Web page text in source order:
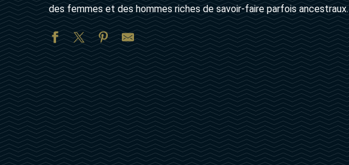
des femmes et des hommes riches de savoir-faire parfois ancestraux.